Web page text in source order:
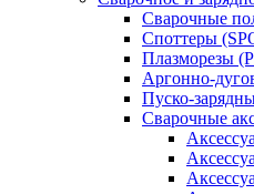
Сварочные
Споттеры
Плазморезы
Аргонно-
Пуско-
Сварочные